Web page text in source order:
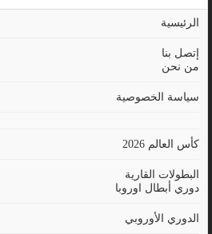
الرئيسية
إتصل بنا
من نحن
سياسة الخصوصية
كأس العالم 2026
البطولات القارية
دوري أبطال اوروبا
الدوري الأوروبي